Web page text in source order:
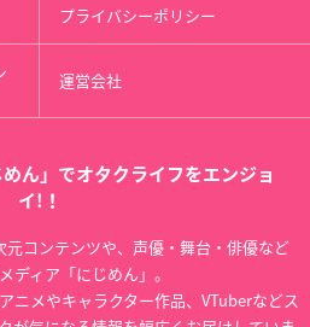
美／勇者エミ
リア
魚谷真理
プライバシーポリシー
運営会社
ん」でオタクライフをエンジョ
イ!！
コンテンツや、声優・舞台・俳優など
ディア「にじめん」。
ニメやキャラクター作品、VTuberなどス